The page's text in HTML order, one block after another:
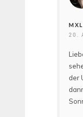
20.
der